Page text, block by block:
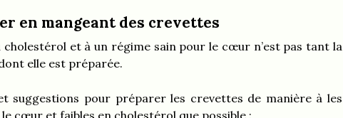
en mangeant des crevettes
cholestérol et à un régime sain pour le cœur n’est pas tant la
elle est préparée.
suggestions pour préparer les crevettes de manière à les